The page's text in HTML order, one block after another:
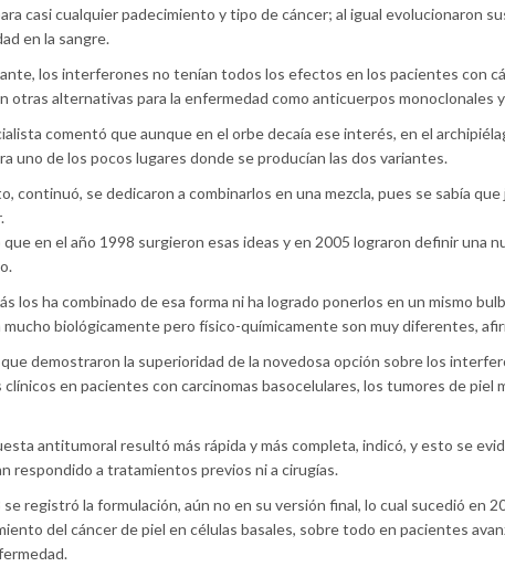
casi cualquier padecimiento y tipo de cáncer; al igual evolucionaron
en la sangre.
los interferones no tenían todos los efectos en los pacientes con
otras alternativas para la enfermedad como anticuerpos monoclonales
comentó que aunque en el orbe decaía ese interés, en el
uno de los pocos lugares donde se producían las dos variantes.
continuó, se dedicaron a combinarlos en una mezcla, pues se sabía
que en el año 1998 surgieron esas ideas y en 2005 lograron definir una
los ha combinado de esa forma ni ha logrado ponerlos en un mismo
mucho biológicamente pero físico-químicamente son muy diferentes,
demostraron la superioridad de la novedosa opción sobre los
clínicos en pacientes con carcinomas basocelulares, los tumores de piel
antitumoral resultó más rápida y más completa, indicó, y esto se
respondido a tratamientos previos ni a cirugías.
se registró la formulación, aún no en su versión final, lo cual sucedió en
del cáncer de piel en células basales, sobre todo en pacientes